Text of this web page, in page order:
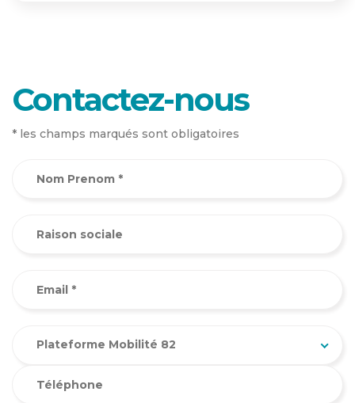
Contactez-nous
* les champs marqués sont obligatoires
Plateforme Mobilité 82